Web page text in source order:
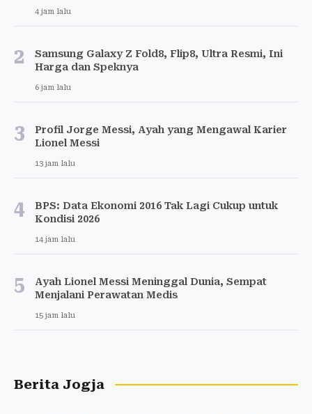
4 jam lalu
2
Samsung Galaxy Z Fold8, Flip8, Ultra Resmi, Ini
Harga dan Speknya
6 jam lalu
3
Profil Jorge Messi, Ayah yang Mengawal Karier
Lionel Messi
13 jam lalu
4
BPS: Data Ekonomi 2016 Tak Lagi Cukup untuk
Kondisi 2026
14 jam lalu
5
Ayah Lionel Messi Meninggal Dunia, Sempat
Menjalani Perawatan Medis
15 jam lalu
Berita Jogja